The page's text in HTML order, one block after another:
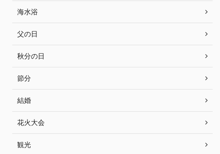
海水浴
父の日
秋分の日
節分
結婚
花火大会
観光